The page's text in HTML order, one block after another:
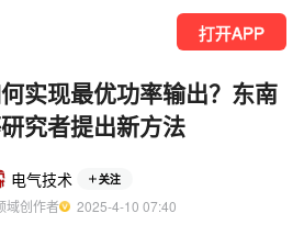
打开APP
实现最优功率输出？东南
究者提出新方法
电气技术 关注
域创作者
  2025-4-10 07:40